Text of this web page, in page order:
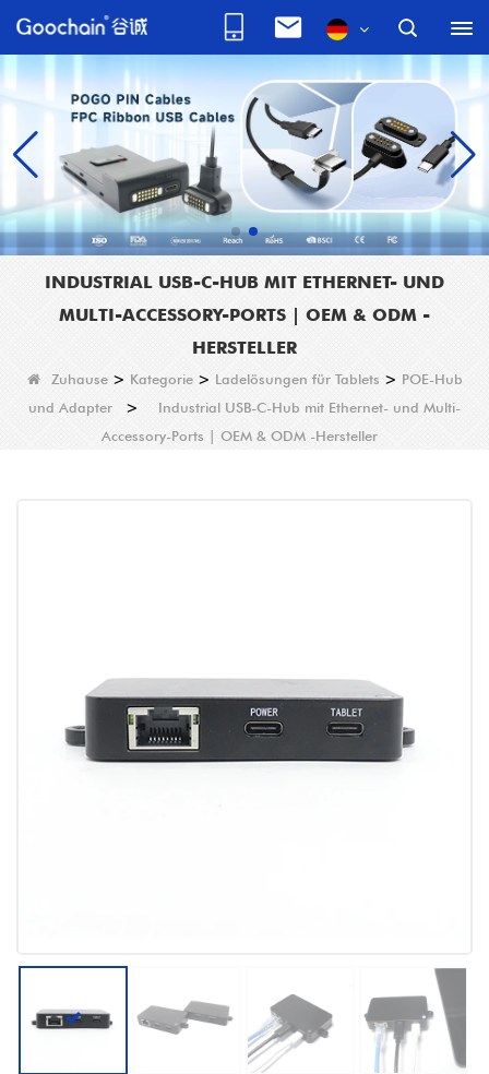
INDUSTRIAL USB-C-HUB MIT ETHERNET- UND
MULTI-ACCESSORY-PORTS | OEM & ODM -
HERSTELLER
Zuhause> Kategorie> Ladelösungen für Tablets > POE-Hub
und Adapter >
Industrial USB-C-Hub mit Ethernet- und Multi-
Accessory-Ports | OEM & ODM -Hersteller